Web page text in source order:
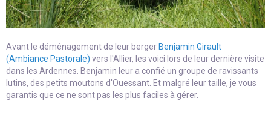
Avant le déménagement de leur berger Benjamin Girault
(Ambiance Pastorale) vers l'Allier, les voici lors de leur dernière visite
dans les Ardennes. Benjamin leur a confié un groupe de ravissants
lutins, des petits moutons d'Ouessant. Et malgré leur taille, je vous
garantis que ce ne sont pas les plus faciles à gérer.